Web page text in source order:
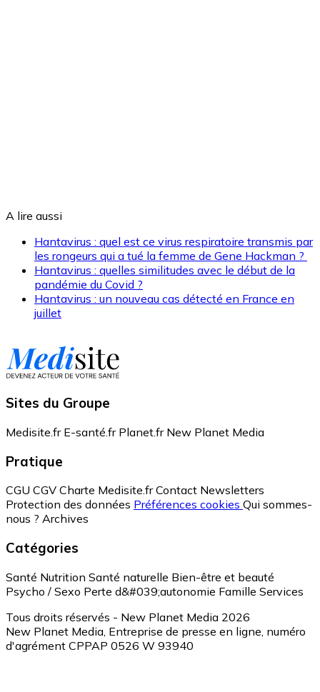
A lire aussi
Hantavirus : quel est ce virus respiratoire transmis par
les rongeurs qui a tué la femme de Gene Hackman ?
Hantavirus : quelles similitudes avec le début de la
pandémie du Covid ?
Hantavirus : un nouveau cas détecté en France en
juillet
Sites du Groupe
Medisite.fr E-santé.fr Planet.fr New Planet Media
Pratique
CGU CGV Charte Medisite.fr Contact Newsletters
Protection des données Préférences cookies Qui sommes-
nous ? Archives
Catégories
Santé Nutrition Santé naturelle Bien-être et beauté
Psycho / Sexo Perte d&#039;autonomie Famille Services
Tous droits réservés - New Planet Media 2026
New Planet Media, Entreprise de presse en ligne, numéro
d'agrément CPPAP 0526 W 93940